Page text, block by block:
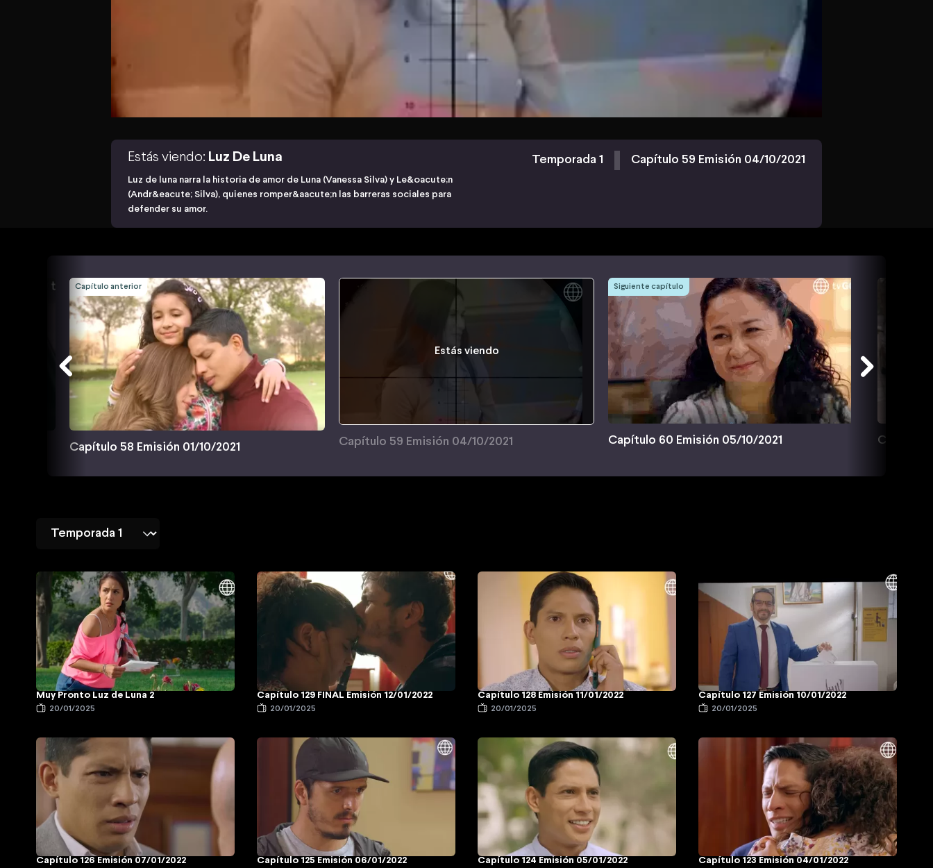
Estás viendo: Luz De Luna
Luz de luna narra la historia de amor de Luna (Vanessa Silva) y Le&oacute;n
(Andr&eacute; Silva), quienes romper&aacute;n las barreras sociales para
defender su amor.
Temporada 1 Capítulo 59 Emisión 04/10/2021
Capítulo anterior
Capítulo 58 Emisión 01/10/2021
Estás viendo
Capítulo 59 Emisión 04/10/2021
Siguiente capítulo
Capítulo 60 Emisión 05/10/2021 Capítulo
Muy Pronto Luz de Luna 2
20/01/2025
Capítulo 129 FINAL Emisión 12/01/2022
20/01/2025
Capítulo 128 Emisión 11/01/2022
20/01/2025
Capítulo 127 Emisión 10/01/2022
20/01/2025
Capítulo 126 Emisión 07/01/2022 Capítulo 125 Emisión 06/01/2022 Capítulo 124 Emisión 05/01/2022 Capítulo 123 Emisión 04/01/2022